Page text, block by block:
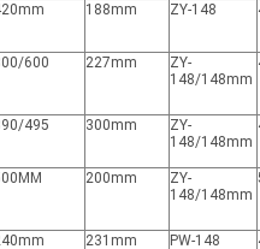
188mm ZY-148
600 227mm
ZY-
148/148mm
495 300mm
ZY-
148/148mm
200mm
ZY-
148/148mm
231mm PW-148